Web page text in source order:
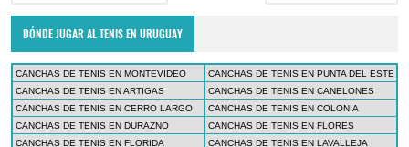
DÓNDE JUGAR AL TENIS EN URUGUAY
CANCHAS DE TENIS EN MONTEVIDEO
CANCHAS DE TENIS EN PUNTA DEL ESTE
CANCHAS DE TENIS EN ARTIGAS
CANCHAS DE TENIS EN CANELONES
CANCHAS DE TENIS EN CERRO LARGO
CANCHAS DE TENIS EN COLONIA
CANCHAS DE TENIS EN DURAZNO
CANCHAS DE TENIS EN FLORES
CANCHAS DE TENIS EN FLORIDA
CANCHAS DE TENIS EN LAVALLEJA